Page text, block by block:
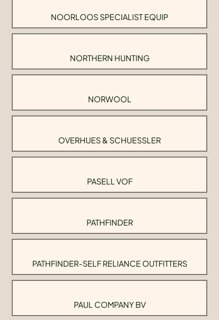
NOORLOOS SPECIALIST EQUIP
NORTHERN HUNTING
NORWOOL
OVERHUES & SCHUESSLER
PASELL VOF
PATHFINDER
PATHFINDER-SELF RELIANCE OUTFITTERS
PAUL COMPANY BV